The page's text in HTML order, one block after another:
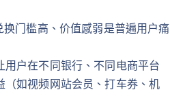
门槛高、价值感弱是普遍用户痛
用户在不同银行、不同电商平台
如视频网站会员、打车券、机